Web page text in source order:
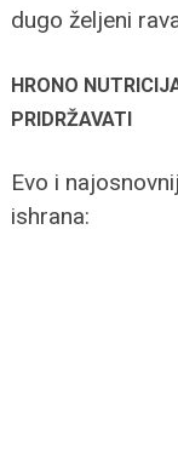
dugo željeni
HRONO
PRIDRŽAVATI
Evo i
ishrana: